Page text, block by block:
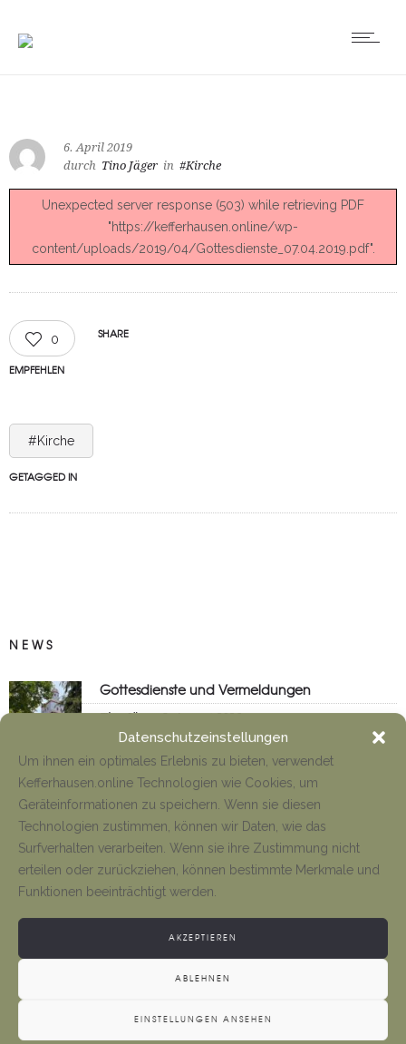
Datenschutzeinstellungen
Um ihnen ein optimales Erlebnis zu bieten, verwendet
Kefferhausen.online Technologien wie Cookies, um
Geräteinformationen zu speichern. Wenn sie diesen
Technologien zustimmen, können wir Daten, wie das
Surfverhalten verarbeiten. Wenn sie ihre Zustimmung nicht
erteilen oder zurückziehen, können bestimmte Merkmale und
Funktionen beeinträchtigt werden.
AKZEPTIEREN
ABLEHNEN
EINSTELLUNGEN ANSEHEN
6. April 2019
durch Tino Jäger in #Kirche
Unexpected server response (503) while retrieving PDF
"https://kefferhausen.online/wp-
content/uploads/2019/04/Gottesdienste_07.04.2019.pdf".
0
EMPFEHLEN
SHARE
#Kirche
GETAGGED IN
NEWS
Gottesdienste und Vermeldungen
Tino Jäger 8. August 2026
Anfahrt Cyriakuswallfahrt
Neueröffnung Gaststätte
Tino Jäger 1. August 2026